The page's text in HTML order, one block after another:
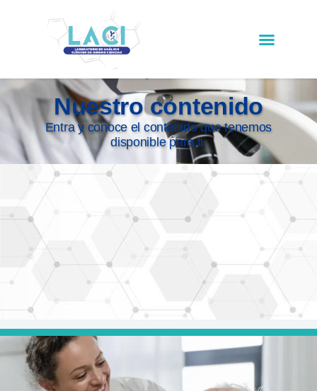
Nuestro contenido
Entra y conoce el contenido que tenemos
disponible para ti.